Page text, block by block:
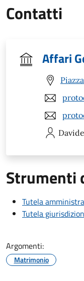
Contatti
Affari
Davide
Strumenti
Tutela
Tutela
Argomenti:
Matrimonio